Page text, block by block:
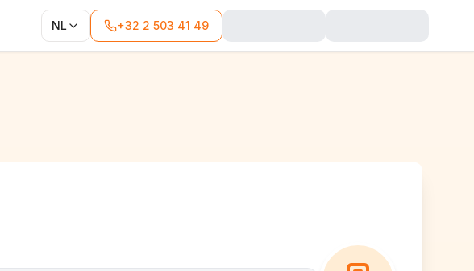
NL +32 2 503 41 49